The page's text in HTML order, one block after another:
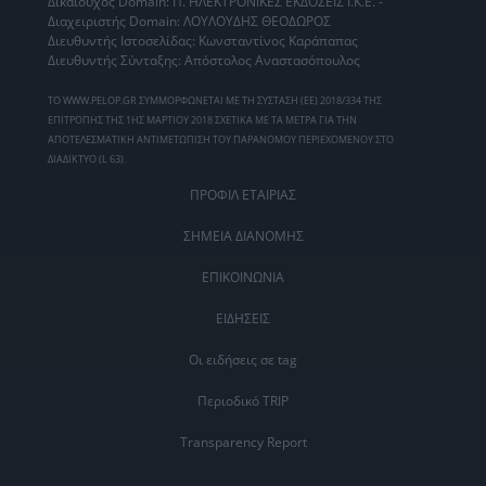
Διαχειριστής Domain: ΛΟΥΛΟΥΔΗΣ ΘΕΟΔΩΡΟΣ
Διευθυντής Ιστοσελίδας: Κωνσταντίνος Καράπαπας
Διευθυντής Σύνταξης: Απόστολος Αναστασόπουλος
ΤΟ WWW.PELOP.GR ΣΥΜΜΟΡΦΩΝΕΤΑΙ ΜΕ ΤΗ ΣΥΣΤΑΣΗ (ΕΕ) 2018/334 ΤΗΣ
ΕΠΙΤΡΟΠΗΣ ΤΗΣ 1ΗΣ ΜΑΡΤΙΟΥ 2018 ΣΧΕΤΙΚΑ ΜΕ ΤΑ ΜΕΤΡΑ ΓΙΑ ΤΗΝ
ΑΠΟΤΕΛΕΣΜΑΤΙΚΗ ΑΝΤΙΜΕΤΩΠΙΣΗ ΤΟΥ ΠΑΡΑΝΟΜΟΥ ΠΕΡΙΕΧΟΜΕΝΟΥ ΣΤΟ
ΔΙΑΔΙΚΤΥΟ (L 63).
ΠΡΟΦΙΛ ΕΤΑΙΡΙΑΣ
ΣΗΜΕΙΑ ΔΙΑΝΟΜΗΣ
ΕΠΙΚΟΙΝΩΝΙΑ
ΕΙΔΗΣΕΙΣ
Οι ειδήσεις σε tag
Περιοδικό TRIP
Transparency Report